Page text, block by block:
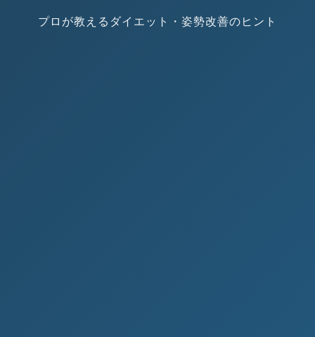
プロが教えるダイエット・姿勢改善のヒント